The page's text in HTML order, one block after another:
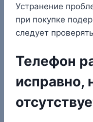
Устранение
при покупке
следует
Телефон
исправно,